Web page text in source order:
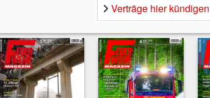
Verträge hier kündigen